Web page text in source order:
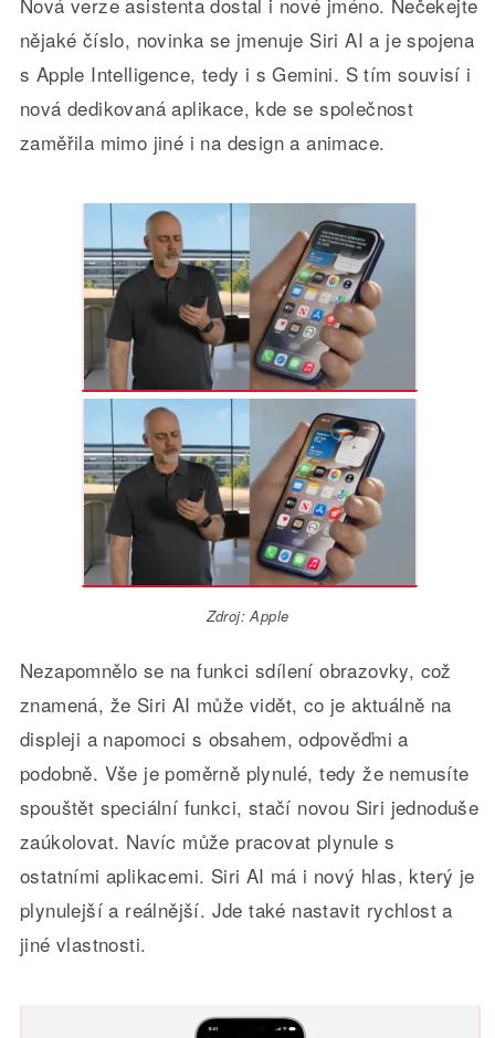
nějaké číslo, novinka se jmenuje Siri AI a je spojena
s Apple Intelligence, tedy i s Gemini. S tím souvisí i
nová dedikovaná aplikace, kde se společnost
zaměřila mimo jiné i na design a animace.
Zdroj: Apple
Nezapomnělo se na funkci sdílení obrazovky, což
znamená, že Siri AI může vidět, co je aktuálně na
displeji a napomoci s obsahem, odpověďmi a
podobně. Vše je poměrně plynulé, tedy že nemusíte
spouštět speciální funkci, stačí novou Siri jednoduše
zaúkolovat. Navíc může pracovat plynule s
ostatními aplikacemi. Siri AI má i nový hlas, který je
plynulejší a reálnější. Jde také nastavit rychlost a
jiné vlastnosti.